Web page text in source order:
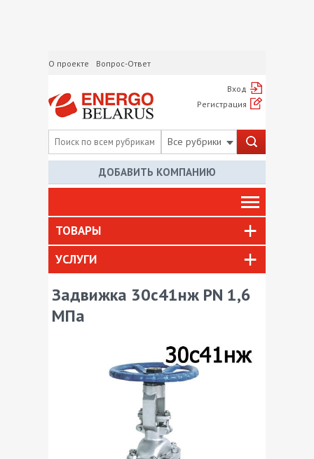
О проекте Вопрос-Ответ
Вход
Регистрация
Все рубрики
ДОБАВИТЬ КОМПАНИЮ
ТОВАРЫ
УСЛУГИ
Задвижка 30с41нж PN 1,6
МПа